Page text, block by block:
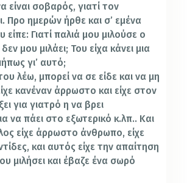
είναι σοβαρός, γιατί τον
Προ ημερών ήρθε και σ’ εμένα
είπε: Γιατί παλιά μου μιλούσε ο
μου μιλάει; Του είχα κάνει μια
γι’ αυτό;
λέω, μπορεί να σε είδε και να μη
κανέναν άρρωστο και είχε στον
για γιατρό η να βρει
να πάει στο εξωτερικό κ.λπ.. Και
είχε άρρωστο άνθρωπο, είχε
και αυτός είχε την απαίτηση
μιλήσει και έβαζε ένα σωρό